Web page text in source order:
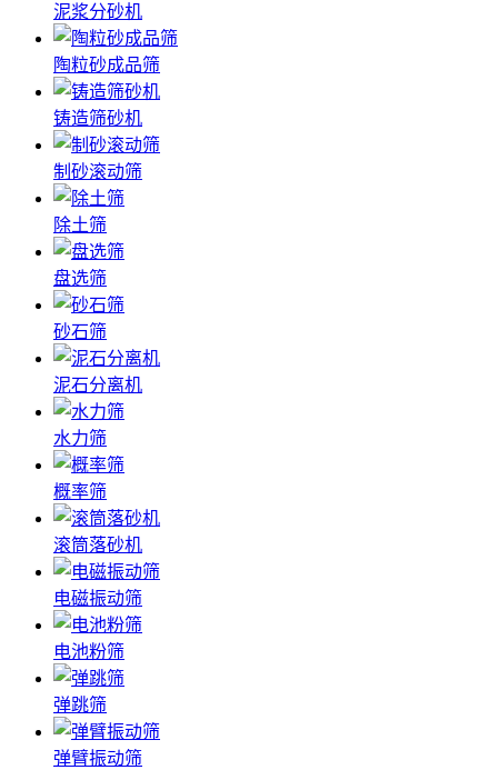
泥浆分砂机
陶粒砂成品筛
铸造筛砂机
制砂滚动筛
除土筛
盘选筛
砂石筛
泥石分离机
水力筛
概率筛
滚筒落砂机
电磁振动筛
电池粉筛
弹跳筛
弹臂振动筛